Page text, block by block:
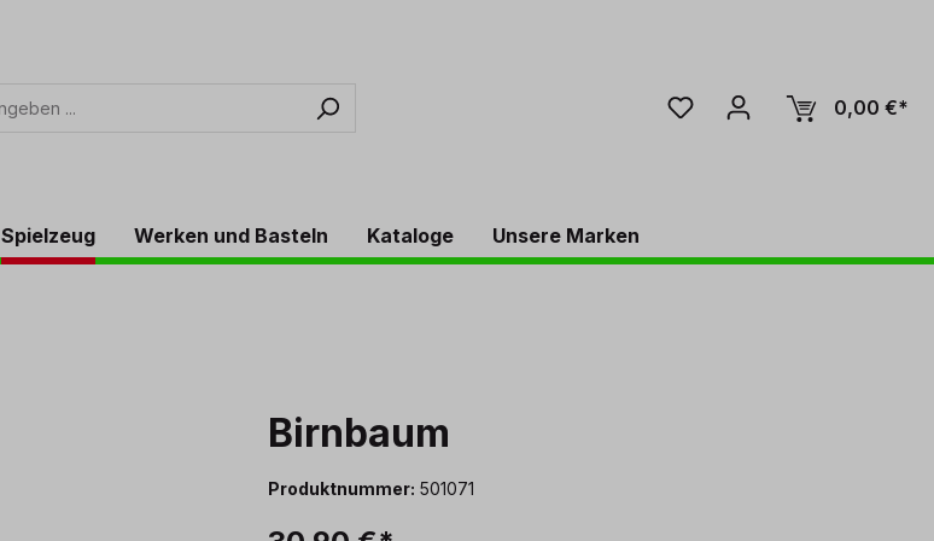
0,00 €*
Spielzeug Werken und Basteln Kataloge Unsere Marken
Birnbaum
Produktnummer: 501071